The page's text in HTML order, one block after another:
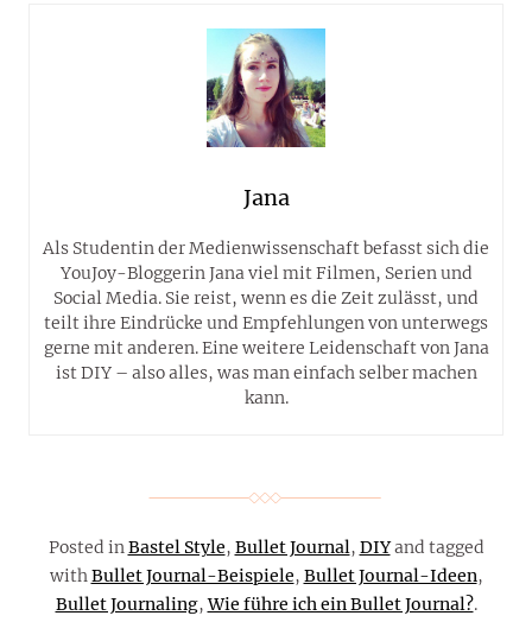
Jana
Als Studentin der Medienwissenschaft befasst sich die
YouJoy-Bloggerin Jana viel mit Filmen, Serien und
Social Media. Sie reist, wenn es die Zeit zulässt, und
teilt ihre Eindrücke und Empfehlungen von unterwegs
gerne mit anderen. Eine weitere Leidenschaft von Jana
ist DIY – also alles, was man einfach selber machen
kann.
Posted inBastel Style, Bullet Journal, DIYand tagged
withBullet Journal-Beispiele, Bullet Journal-Ideen,
Bullet Journaling,Wie führe ich ein Bullet Journal?.